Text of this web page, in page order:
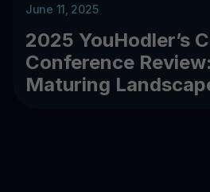
June 11, 2025
2025 YouHodler’s
Conference
Maturing